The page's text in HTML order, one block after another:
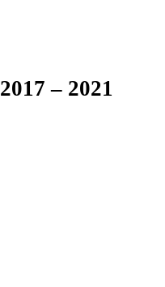
2017 – 2021